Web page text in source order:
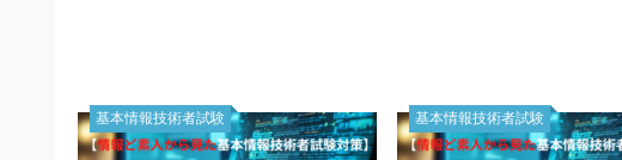
基本情報技術者試験 基本情報技術者試験